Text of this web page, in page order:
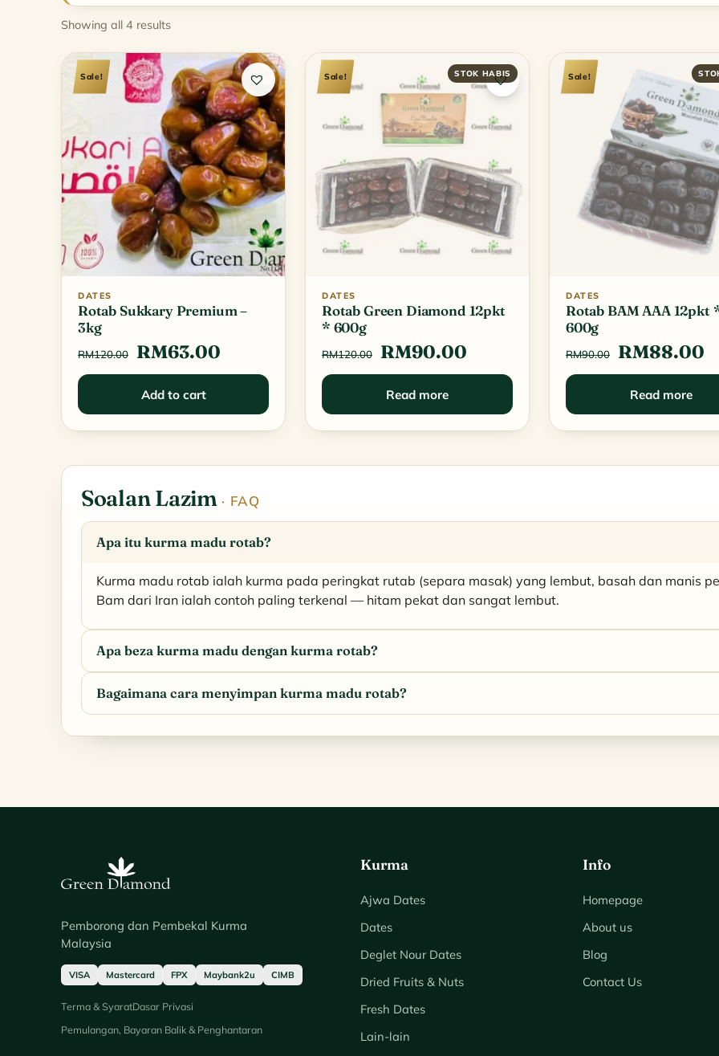
Showing all 4 resultsSorted
popularity
Sale!
DATES
Rotab Sukkary Premium –
3kg
RM120.00
Original
price
was:
RM120.00.
RM63.00
price
RM63.00.
Add to cart
Sale!
DATES
Rotab Green Diamond 12pkt
* 600g
RM120.00
Original
price
was:
RM120.00.
RM90.00
price
RM90.00.
Read more
Sale!
DATES
Rotab BAM AAA 12pkt
600g
RM90.00
Original
price
was:
RM90.00.
RM88.00
Read more
Soalan Lazim · FAQ
Apa itu kurma madu rotab?
Kurma madu rotab ialah kurma pada peringkat rutab (separa masak) yang lembut, basah dan manis
Bam dari Iran ialah contoh paling terkenal — hitam pekat dan sangat lembut.
Apa beza kurma madu dengan kurma rotab?
Bagaimana cara menyimpan kurma madu rotab?
Pemborong dan Pembekal Kurma
Malaysia
VISA Mastercard FPX Maybank2u CIMB
Terma & SyaratDasar Privasi
Pemulangan, Bayaran Balik & Penghantaran
Kurma
Ajwa Dates
Dates
Deglet Nour Dates
Dried Fruits & Nuts
Fresh Dates
Lain-lain
Info
Homepage
About us
Blog
Contact Us